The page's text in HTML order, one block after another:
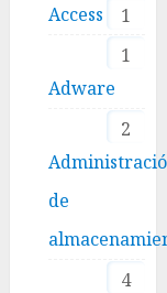
1
Access
1
Adware
2
de
4